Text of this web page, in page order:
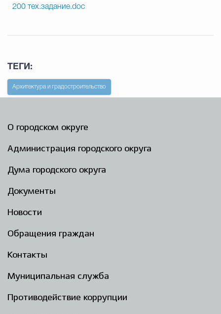
200 тех.задание.doc
ТЕГИ:
Архитектура и градостроительство
О городском округе
Администрация городского округа
Дума городского округа
Документы
Новости
Обращения граждан
Контакты
Муниципальная служба
Противодействие коррупции